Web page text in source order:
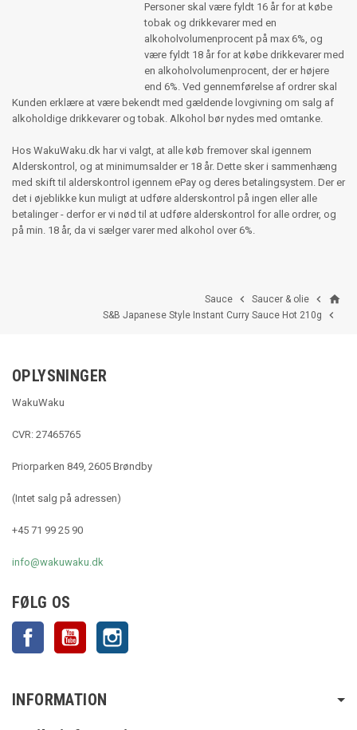
Personer skal være fyldt 16 år for at købe
tobak og drikkevarer med en
alkoholvolumenprocent på max 6%, og
være fyldt 18 år for at købe drikkevarer med
en alkoholvolumenprocent, der er højere
end 6%. Ved gennemførelse af ordrer skal
Kunden erklære at være bekendt med gældende lovgivning om salg af
alkoholdige drikkevarer og tobak. Alkohol bør nydes med omtanke.
Hos WakuWaku.dk har vi valgt, at alle køb fremover skal igennem
Alderskontrol, og at minimumsalder er 18 år. Dette sker i sammenhæng
med skift til alderskontrol igennem ePay og deres betalingsystem. Der er
det i øjeblikke kun muligt at udføre alderskontrol på ingen eller alle
betalinger - derfor er vi nød til at udføre alderskontrol for alle ordrer, og
på min. 18 år, da vi sælger varer med alkohol over 6%.
home

Saucer & olie

Sauce

S&B Japanese Style Instant Curry Sauce Hot 210g
OPLYSNINGER
WakuWaku
CVR: 27465765
Priorparken 849, 2605 Brøndby
(Intet salg på adressen)
+45 71 99 25 90
info@wakuwaku.dk
FØLG OS
Facebook YouTube
INFORMATION